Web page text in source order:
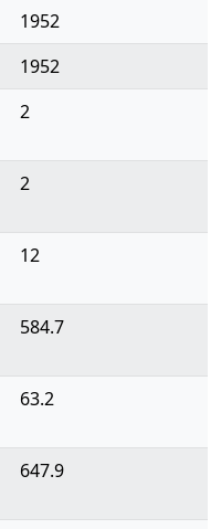
1952
1952
2
2
12
584.7
63.2
647.9